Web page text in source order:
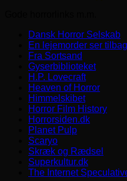
Dansk Horror Selskab
En lejemorder ser
Fra Sortsand
Gyserbiblioteket
H.P. Lovecraft
Heaven of Horror
Himmelskibet
Horror Film History
Horrorsiden.dk
Planet Pulp
Scaryo
Skræk og Rædsel
Superkultur.dk
The Internet